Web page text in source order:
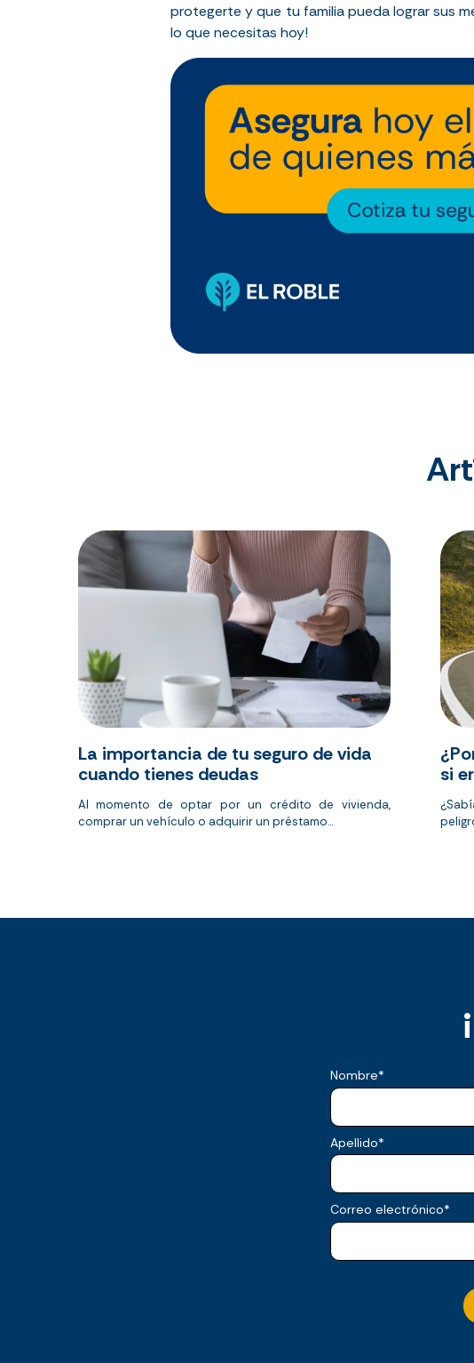
protegerte y que tu familia pueda lograr sus
lo que necesitas hoy!
La importancia de tu seguro de vida
cuando tienes deudas
Al momento de optar por un crédito de vivienda,
comprar un vehículo o adquirir un préstamo...
si
Nombre*
Apellido*
Correo electrónico*